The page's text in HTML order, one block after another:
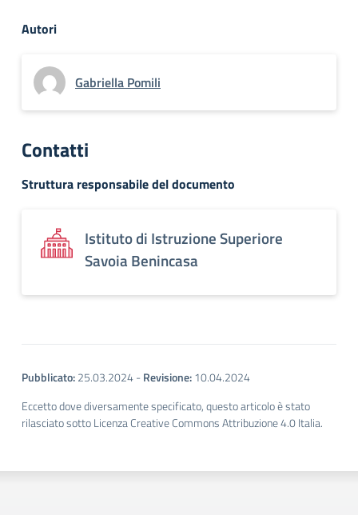
Autori
Gabriella Pomili
Contatti
Struttura responsabile del documento
Istituto di Istruzione Superiore
Savoia Benincasa
Pubblicato:25.03.2024-Revisione:10.04.2024
Eccetto dove diversamente specificato, questo articolo è stato
rilasciato sotto Licenza Creative Commons Attribuzione 4.0 Italia.